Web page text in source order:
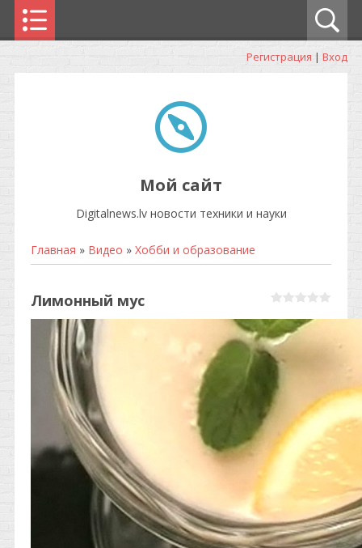
Регистрация | Вход
Мой сайт
Digitalnews.lv новости техники и науки
Главная » Видео » Хобби и образование
Лимонный муc